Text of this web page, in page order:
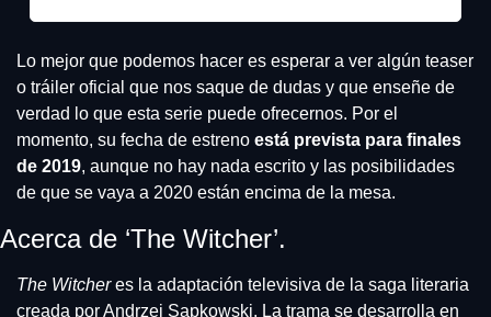
Lo mejor que podemos hacer es esperar a ver algún teaser
o tráiler oficial que nos saque de dudas y que enseñe de
verdad lo que esta serie puede ofrecernos. Por el
momento, su fecha de estreno está prevista para finales
de 2019, aunque no hay nada escrito y las posibilidades
de que se vaya a 2020 están encima de la mesa.
Acerca de ‘The Witcher’.
The Witcher es la adaptación televisiva de la saga literaria
creada por Andrzej Sapkowski. La trama se desarrolla en